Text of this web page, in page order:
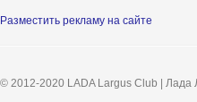
Разместить рекламу на сайте
© 2012-2020 LADA Largus Club | Лада